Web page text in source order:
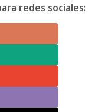
redes sociales: